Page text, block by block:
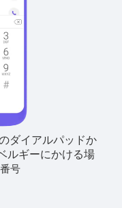
ダイアルパッドか
ルギーにかける場
号